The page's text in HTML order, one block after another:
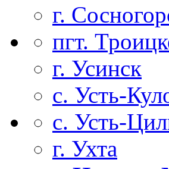
г.
пгт.
г. Усинск
с. Усть-
с. Усть-
г. Ухта